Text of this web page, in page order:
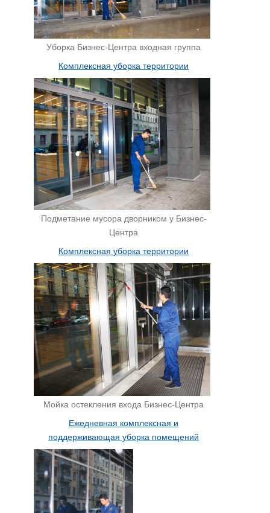
Уборка Бизнес-Центра входная группа
Комплексная уборка территории
Подметание мусора дворником у Бизнес-
Центра
Комплексная уборка территории
Мойка остекления входа Бизнес-Центра
Ежедневная комплексная и
поддерживающая уборка помещений